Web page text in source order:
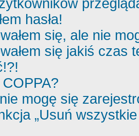
hasła!
się, ale nie
się jakiś czas
mogę się
„Usuń